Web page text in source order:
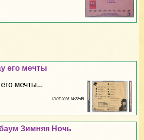
его мечты
мечты...
13 07 2026 14:22:48
Зимняя Ночь